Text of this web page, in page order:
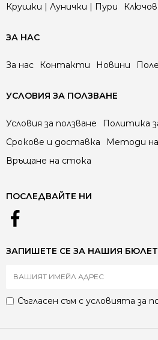
Крушки | Лунички | Пури
ЗА НАС
За нас Контакти Новини
УСЛОВИЯ ЗА ПОЛЗВАНЕ
Условия за ползване
Политика
Срокове и доставка
Методи
Връщане на стока
ПОСЛЕДВАЙТЕ НИ
ЗАПИШЕТЕ СЕ ЗА НАШИЯ
Съгласен съм с условията за